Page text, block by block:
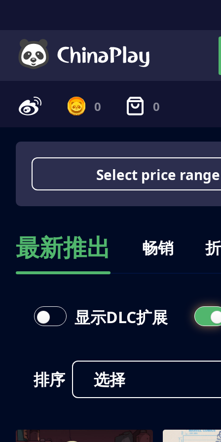
0 0
Select price range
最新推出 畅销
排序 选择
显示DLC扩展